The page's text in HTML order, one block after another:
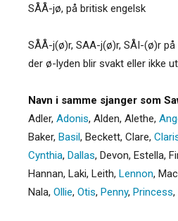
SÅÅ-jø, på britisk engelsk
SÅÅ-j(ø)r, SAA-j(ø)r, SÅI-(ø)r
der ø-lyden blir svakt eller ikke
Navn i samme sjanger som
Adler, Adonis, Alden, Alethe,
Baker, Basil, Beckett, Clare,
Cynthia, Dallas, Devon, Estella,
Hannan, Laki, Leith, Lennon,
Nala, Ollie, Otis, Penny, Princess,